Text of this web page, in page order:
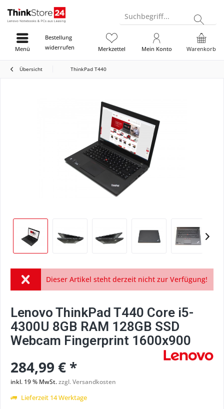
Suchbegriff...
Bestellung
widerrufen
Warenkorb
Merkzettel Mein Konto
Menü
Übersicht ThinkPad T440
Dieser Artikel steht derzeit nicht zur Verfügung!
Lenovo ThinkPad T440 Core i5-
4300U 8GB RAM 128GB SSD
Webcam Fingerprint 1600x900
284,99 € *
inkl. 19 % MwSt.zzgl. Versandkosten
Lieferzeit 14 Werktage